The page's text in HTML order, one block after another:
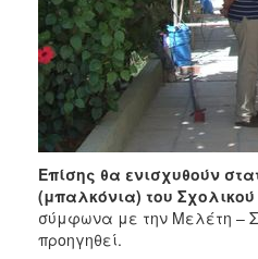
Επίσης θα ενισχυθούν
(μπαλκόνια) του
σύμφωνα με την Μελέτη –
προηγηθεί.